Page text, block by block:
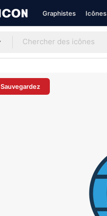
Graphistes Icônes
Sauvegardez